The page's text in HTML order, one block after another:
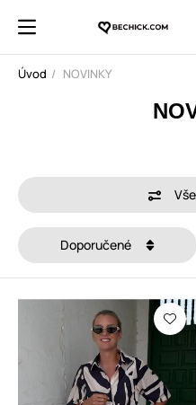
Úvod NOVINKY
Doporučené